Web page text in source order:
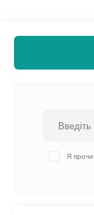
Я